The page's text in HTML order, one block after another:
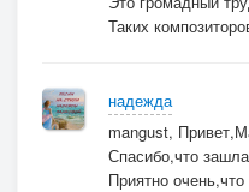
Таких
надежда
mangust,
Спасибо,что
Приятно